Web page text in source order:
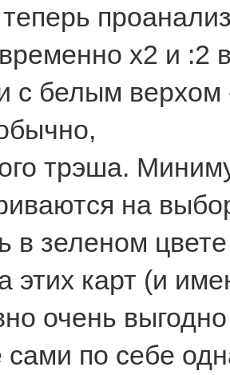
х2 и :2
с белым верхом
трэша.
на
в зеленом
этих карт (и
очень
сами по себе